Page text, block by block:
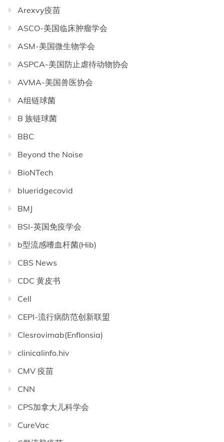
Arexvy疫苗
ASCO-美国临床肿瘤学会
ASM-美国微生物学会
ASPCA-美国防止虐待动物协会
AVMA-美国兽医协会
A组链球菌
B 族链球菌
BBC
Beyond the Noise
BioNTech
blueridgecovid
BMJ
BSI-英国免疫学会
b型流感嗜血杆菌(Hib)
CBS News
CDC 黄皮书
Cell
CEPI-流行病防范创新联盟
Clesrovimab(Enflonsia)
clinicalinfo.hiv
CMV 疫苗
CNN
CPS加拿大儿科学会
CureVac